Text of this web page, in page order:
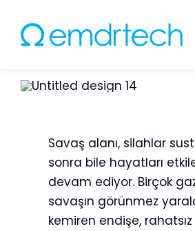
content
Savaş alanı, silahlar
sonra bile hayatları
devam ediyor. Birçok
savaşın görünmez
kemiren endişe,